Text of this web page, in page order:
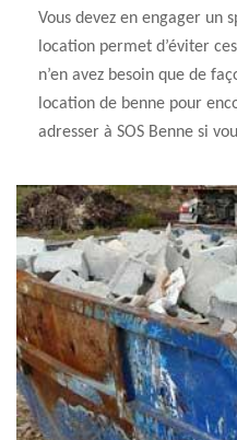
Vous devez en engager un
location permet d’éviter
n’en avez besoin que de
location de benne pour
adresser à SOS Benne si